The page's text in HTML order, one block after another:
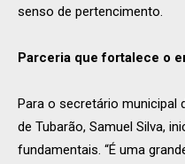
senso de pertencimento.
Parceria que fortalece o
Para o secretário municipal
de Tubarão, Samuel Silva,
fundamentais. “É uma